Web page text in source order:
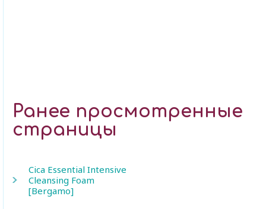
Ранее просмотренные
страницы
Cica Essential Intensive
Cleansing Foam
[Bergamo]